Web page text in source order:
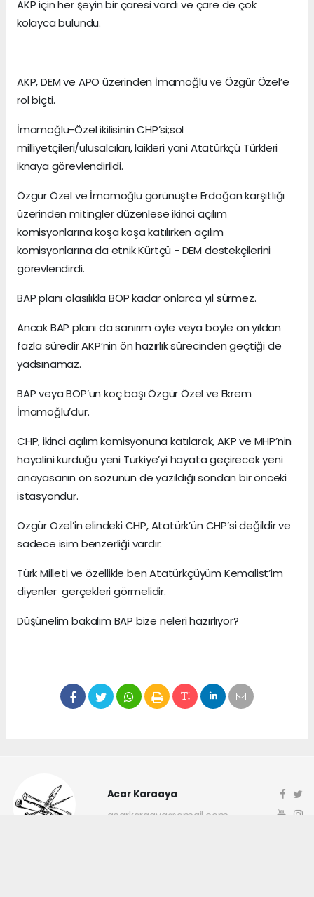
AKP için her şeyin bir çaresi vardı ve çare de çok
kolayca bulundu.
AKP, DEM ve APO üzerinden İmamoğlu ve Özgür Özel’e
rol biçti.
İmamoğlu-Özel ikilisinin CHP’si;sol
milliyetçileri/ulusalcıları, laikleri yani Atatürkçü Türkleri
iknaya görevlendirildi.
Özgür Özel ve İmamoğlu görünüşte Erdoğan karşıtlığı
üzerinden mitingler düzenlese ikinci açılım
komisyonlarına koşa koşa katılırken açılım
komisyonlarına da etnik Kürtçü - DEM destekçilerini
görevlendirdi.
BAP planı olasılıkla BOP kadar onlarca yıl sürmez.
Ancak BAP planı da sanırım öyle veya böyle on yıldan
fazla süredir AKP’nin ön hazırlık sürecinden geçtiği de
yadsınamaz.
BAP veya BOP’un koç başı Özgür Özel ve Ekrem
İmamoğlu’dur.
CHP, ikinci açılım komisyonuna katılarak, AKP ve MHP’nin
hayalini kurduğu yeni Türkiye’yi hayata geçirecek yeni
anayasanın ön sözünün de yazıldığı sondan bir önceki
istasyondur.
Özgür Özel’in elindeki CHP, Atatürk’ün CHP’si değildir ve
sadece isim benzerliği vardır.
Türk Milleti ve özellikle ben Atatürkçüyüm Kemalist’im
diyenler gerçekleri görmelidir.
Düşünelim bakalım BAP bize neleri hazırlıyor?
Acar Karaaya
acarkaraaya@gmail.com